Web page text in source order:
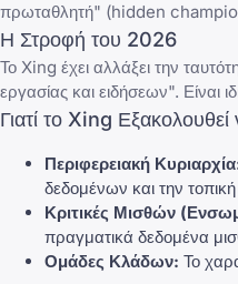
πρωταθλητή" (hidden champion)
Η Στροφή του 2026
Το Xing έχει αλλάξει την
εργασίας και ειδήσεων". Είναι
Γιατί το Xing
Περιφερειακή
δεδομένων και την
Κριτικές Μισθών
πραγματικά δεδομένα
Ομάδες Κλάδων: Το